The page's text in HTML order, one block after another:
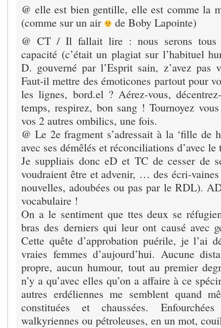
@ elle est bien gentille, elle est comme la
(comme sur un air
de Boby Lapointe)
@ CT / Il fallait lire : nous serons tous
capacité (c’était un plagiat sur l’habituel
D. gouverné par l’Esprit sain, z’avez pas
Faut-il mettre des émoticones partout pour
les lignes, bord.el ? Aérez-vous,
temps, respirez, bon sang ! Tournoyez
vos 2 autres ombilics, une fois.
@ Le 2e fragment s’adressait à la ‘fille de
avec ses démêlés et réconciliations d’avec
Je suppliais donc eD et TC de cesser de
voudraient être et advenir, … des écri-
nouvelles, adoubées ou pas par le RDL).
vocabulaire !
On a le sentiment que ttes deux se
bras des derniers qui leur ont causé avec
Cette quête d’approbation puérile, je l’ai
vraies femmes d’aujourd’hui. Aucune
propre, aucun humour, tout au premier
n’y a qu’avec elles qu’on a affaire à ce
autres erdéliennes me semblent quand
constituées et chaussées.
walkyriennes ou pétroleuses, en un mot,